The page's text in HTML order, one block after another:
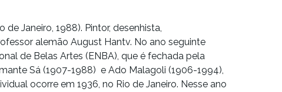
de Janeiro, 1988). Pintor, desenhista,
alemão August Hantv. No ano seguinte
de Belas Artes (ENBA), que é fechada pela
Sá (1907-1988) e Ado Malagoli (1906-1994),
ocorre em 1936, no Rio de Janeiro. Nesse ano